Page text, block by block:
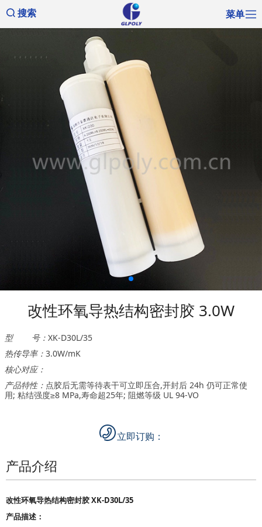
搜索 菜单
改性环氧导热结构密封胶 3.0W
型 号： XK-D30L/35
热传导率： 3.0W/mK
核心对应：
产品特性： 点胶后无需等待表干可立即压合,开封后 24h 仍可正常使
用; 粘结强度≥8 MPa,寿命超25年; 阻燃等级 UL 94-VO
立即订购：
产品介绍
改性环氧导热结构密封胶 XK-D30L/35
产品描述：